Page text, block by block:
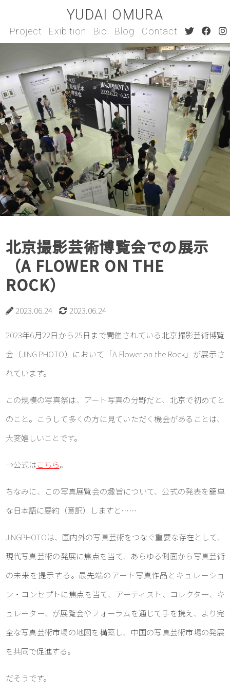
YUDAI OMURA
Project Exibition Bio Blog Contact
北京撮影芸術博覧会での展示
（A FLOWER ON THE
ROCK）
2023.06.24 2023.06.24
2023年6月22日から25日まで開催されている北京撮影芸術博覧
会（JING PHOTO）において「A Flower on the Rock」が展示さ
れています。
この規模の写真祭は、アート写真の分野だと、北京で初めてと
のこと。こうして多くの方に見ていただく機会があることは、
大変嬉しいことです。
→公式はこちら。
ちなみに、この写真展覧会の趣旨について、公式の発表を簡単
な日本語に要約（意訳）しますと……
JINGPHOTOは、国内外の写真芸術をつなぐ重要な存在として、
現代写真芸術の発展に焦点を当て、あらゆる側面から写真芸術
の未来を提示する。最先端のアート写真作品とキュレーショ
ン・コンセプトに焦点を当て、アーティスト、コレクター、キ
ュレーター、が展覧会やフォーラムを通じて手を携え、より完
全な写真芸術市場の地図を構築し、中国の写真芸術市場の発展
を共同で促進する。
だそうです。